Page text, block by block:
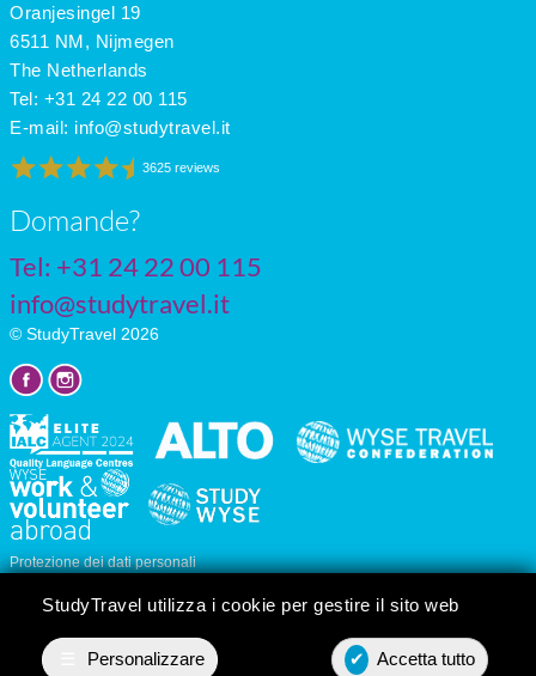
StudyTravel utilizza i cookie per gestire il sito web
Personalizzare ✔ Accetta tutto
Oranjesingel 19
6511 NM, Nijmegen
The Netherlands
Tel: +31 24 22 00 115
E-mail: info@studytravel.it
3625 reviews
Domande?
Tel: +31 24 22 00 115
info@studytravel.it
© StudyTravel 2026
Protezione dei dati personali